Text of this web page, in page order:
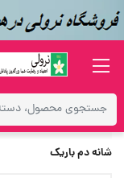
شانه دم باریک